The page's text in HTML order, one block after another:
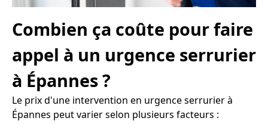
Combien ça coûte pour faire
appel à un urgence serrurier
à Épannes ?
Le prix d'une intervention en urgence serrurier à
Épannes peut varier selon plusieurs facteurs :